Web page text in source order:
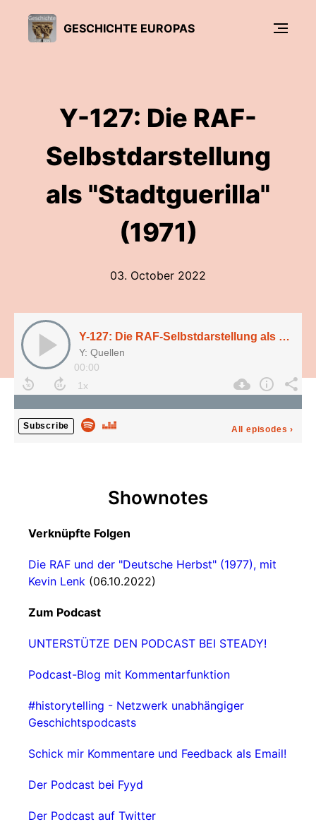
GESCHICHTE EUROPAS
Y-127: Die RAF-
Selbstdarstellung
als "Stadtguerilla"
(1971)
03. October 2022
Y-127: Die RAF-Selbstdarstellung als "Stadtguerilla" (1971)
Y: Quellen
00:00
Subscribe All episodes ›
Shownotes
Verknüpfte Folgen
Die RAF und der "Deutsche Herbst" (1977), mit
Kevin Lenk (06.10.2022)
Zum Podcast
UNTERSTÜTZE DEN PODCAST BEI STEADY!
Podcast-Blog mit Kommentarfunktion
#historytelling - Netzwerk unabhängiger
Geschichtspodcasts
Schick mir Kommentare und Feedback als Email!
Der Podcast bei Fyyd
Der Podcast auf Twitter